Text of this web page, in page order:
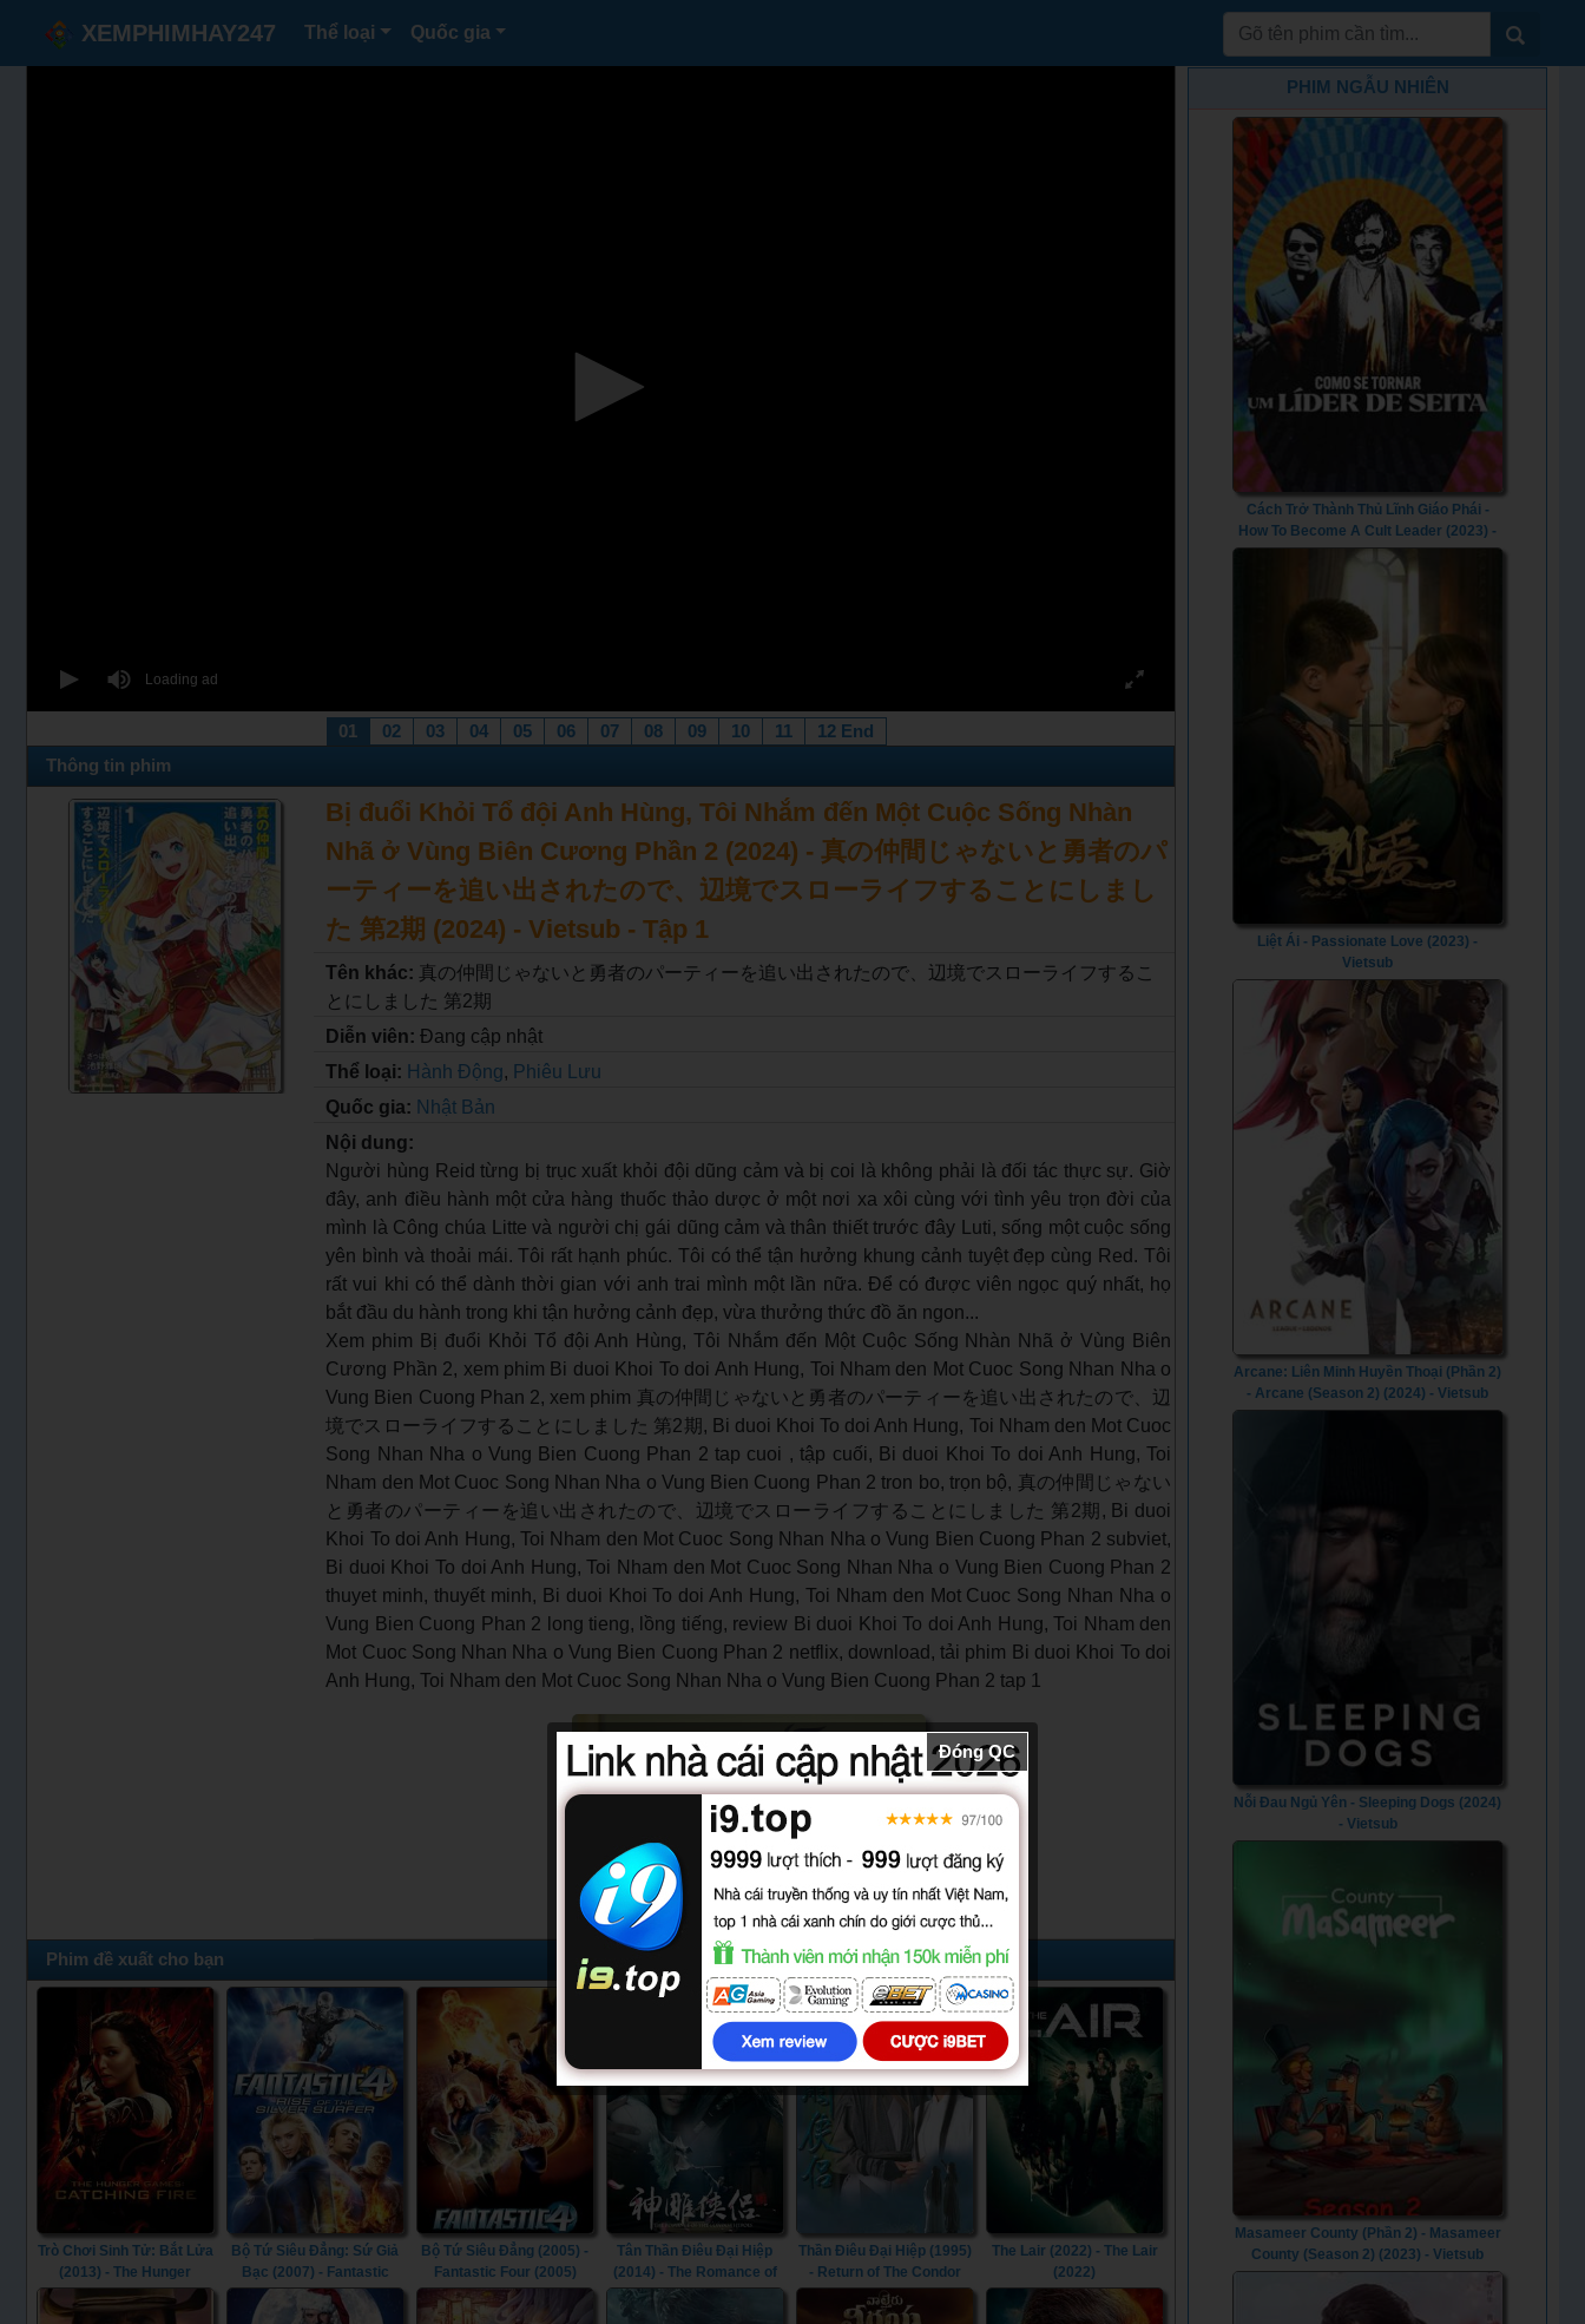
XEMPHIMHAY247 Thể loại Quốc gia
01 02 03 04 05 06 07 08 09 10 11
12 End
Thông tin phim
Bị đuổi Khỏi Tổ đội Anh Hùng, Tôi Nhắm đến Một Cuộc Sống Nhàn
Nhã ở Vùng Biên Cương Phần 2 (2024) - 真の仲間じゃないと勇者のパ
ーティーを追い出されたので、辺境でスローライフすることにしまし
た 第2期 (2024) - Vietsub - Tập 1
Tên khác:真の仲間じゃないと勇者のパーティーを追い出されたので、辺境でスローライフするこ
とにしました 第2期
Diễn viên:Đang cập nhật
Thể loại: Hành Động, Phiêu Lưu
Quốc gia: Nhật Bản
Nội dung:
Người hùng Reid từng bị trục xuất khỏi đội dũng cảm và bị coi là không phải là đối tác thực sự. Giờ
đây, anh điều hành một cửa hàng thuốc thảo dược ở một nơi xa xôi cùng với tình yêu trọn đời của
mình là Công chúa Litte và người chị gái dũng cảm và thân thiết trước đây Luti, sống một cuộc sống
yên bình và thoải mái. Tôi rất hạnh phúc. Tôi có thể tận hưởng khung cảnh tuyệt đẹp cùng Red. Tôi
rất vui khi có thể dành thời gian với anh trai mình một lần nữa. Để có được viên ngọc quý nhất, họ
bắt đầu du hành trong khi tận hưởng cảnh đẹp, vừa thưởng thức đồ ăn ngon...
Xem phim Bị đuổi Khỏi Tổ đội Anh Hùng, Tôi Nhắm đến Một Cuộc Sống Nhàn Nhã ở Vùng Biên
Cương Phần 2, xem phim Bi duoi Khoi To doi Anh Hung, Toi Nham den Mot Cuoc Song Nhan Nha o
Vung Bien Cuong Phan 2, xem phim 真の仲間じゃないと勇者のパーティーを追い出されたので、辺
境でスローライフすることにしました 第2期, Bi duoi Khoi To doi Anh Hung, Toi Nham den Mot Cuoc
Song Nhan Nha o Vung Bien Cuong Phan 2 tap cuoi , tập cuối, Bi duoi Khoi To doi Anh Hung, Toi
Nham den Mot Cuoc Song Nhan Nha o Vung Bien Cuong Phan 2 tron bo, trọn bộ, 真の仲間じゃない
と勇者のパーティーを追い出されたので、辺境でスローライフすることにしました 第2期, Bi duoi
Khoi To doi Anh Hung, Toi Nham den Mot Cuoc Song Nhan Nha o Vung Bien Cuong Phan 2 subviet,
Bi duoi Khoi To doi Anh Hung, Toi Nham den Mot Cuoc Song Nhan Nha o Vung Bien Cuong Phan 2
thuyet minh, thuyết minh, Bi duoi Khoi To doi Anh Hung, Toi Nham den Mot Cuoc Song Nhan Nha o
Vung Bien Cuong Phan 2 long tieng, lồng tiếng, review Bi duoi Khoi To doi Anh Hung, Toi Nham den
Mot Cuoc Song Nhan Nha o Vung Bien Cuong Phan 2 netflix, download, tải phim Bi duoi Khoi To doi
Anh Hung, Toi Nham den Mot Cuoc Song Nhan Nha o Vung Bien Cuong Phan 2 tap 1
Phim đề xuất cho bạn
Trò Chơi Sinh Tử: Bắt Lửa
(2013) - The Hunger
Games: Catching Fire
Bộ Tứ Siêu Đẳng: Sứ Giả
Bạc (2007) - Fantastic
Four: Rise of the Silver
Surfer (2007)
Bộ Tứ Siêu Đẳng (2005) -
Fantastic Four (2005)
Tân Thần Điêu Đại Hiệp
(2014) - The Romance of
the Condor Heroes (2014)
32/32
Thần Điêu Đại Hiệp (1995)
- Return of The Condor
Heroes (1995)
The Lair (2022) - The Lair
(2022)
PHIM NGẪU NHIÊN
Cách Trở Thành Thủ Lĩnh Giáo Phái -
How To Become A Cult Leader (2023) -
Vietsub
Liệt Ái - Passionate Love (2023) -
Vietsub
Arcane: Liên Minh Huyền Thoại (Phần 2)
- Arcane (Season 2) (2024) - Vietsub
Nỗi Đau Ngủ Yên - Sleeping Dogs (2024)
- Vietsub
Masameer County (Phần 2) - Masameer
County (Season 2) (2023) - Vietsub
Đóng QC